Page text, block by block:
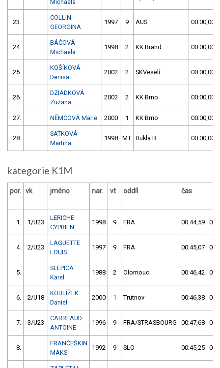
Michaela
23.
COLLIN
GEORGINA
1997 9 AUS 00:00,00
24.
BÁČOVÁ
Michaela
1998 2 KK Brand 00:00,00
25.
KOŠÍKOVÁ
Denisa
2002 2 SKVeselí 00:00,00
26.
DZIADKOVÁ
Zuzana
2002 2 KK Brno 00:00,00
27. NĚMCOVÁ Marie 2000 1 KK Brno 00:00,00
28.
SATKOVÁ
Martina
1998 MT Dukla B. 00:00,00
kategorie K1M
por. vk jméno nar. vt oddíl čas
1. 1/U23
LERICHE
CYPRIEN
1998 9 FRA 00:44,59
4. 2/U23
LAGUETTE
LOUIS
1997 9 FRA 00:45,07
5.
SLEPICA
Karel
1988 2 Olomouc 00:46,42
6. 2/U18
KOBLÍŽEK
Daniel
2000 1 Trutnov 00:46,38
7. 3/U23
CARREAUD
ANTOINE
1996 9 FRA/STRASBOURG 00:47,68
8.
FRANČEŠKIN
MAKS
1992 9 SLO 00:45,25